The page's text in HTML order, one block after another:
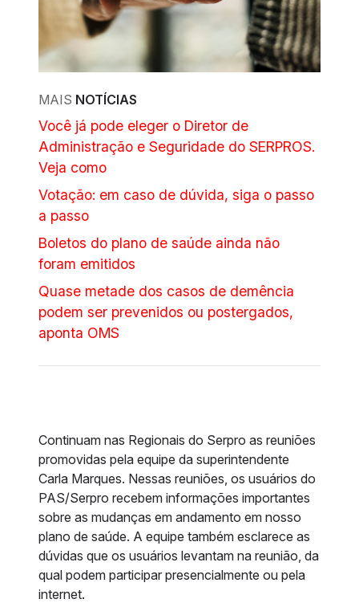
MAIS NOTÍCIAS
Você já pode eleger o Diretor de
Administração e Seguridade do SERPROS.
Veja como
Votação: em caso de dúvida, siga o passo
a passo
Boletos do plano de saúde ainda não
foram emitidos
Quase metade dos casos de demência
podem ser prevenidos ou postergados,
aponta OMS
Continuam nas Regionais do Serpro as reuniões
promovidas pela equipe da superintendente
Carla Marques. Nessas reuniões, os usuários do
PAS/Serpro recebem informações importantes
sobre as mudanças em andamento em nosso
plano de saúde. A equipe também esclarece as
dúvidas que os usuários levantam na reunião, da
qual podem participar presencialmente ou pela
internet.